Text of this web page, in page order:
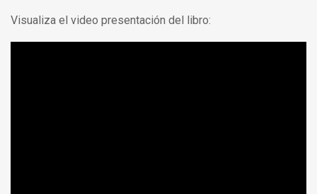
Visualiza el video presentación del libro: